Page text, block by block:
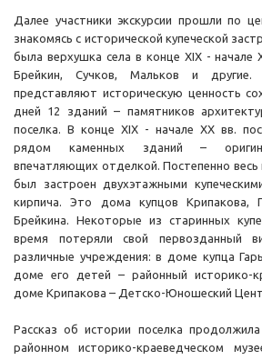
Далее участники экскурсии прошли по
знакомясь с исторической купеческой
была верхушка села в конце XIX - начале
Брейкин, Сучков, Мальков и
представляют историческую ценность
дней 12 зданий – памятников
поселка. В конце XIX - начале XX вв.
рядом каменных зданий –
впечатляющих отделкой. Постепенно
был застроен двухэтажными
кирпича. Это дома купцов Крипакова,
Брейкина. Некоторые из старинных
время потеряли свой первозданный
различные учреждения: в доме купца
доме его детей – районный историко-
доме Крипакова – Детско-Юношеский
Рассказ об истории поселка
районном историко-краеведческом